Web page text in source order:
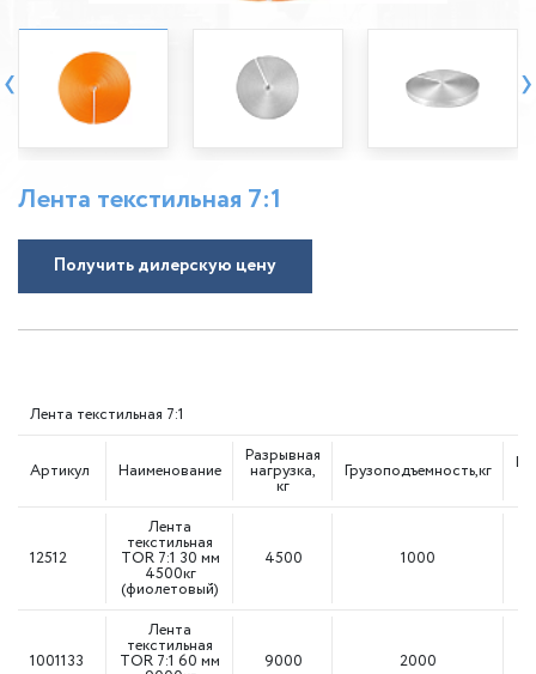
‹ ›
Лента текстильная 7:1
Получить дилерскую цену
Лента текстильная 7:1
Артикул Наименование
Разрывная
нагрузка,
кг
Грузоподъемность,кг
12512
Лента
текстильная
TOR 7:1 30 мм
4500кг
(фиолетовый)
4500 1000
1001133
Лента
текстильная
TOR 7:1 60 мм 9000 2000